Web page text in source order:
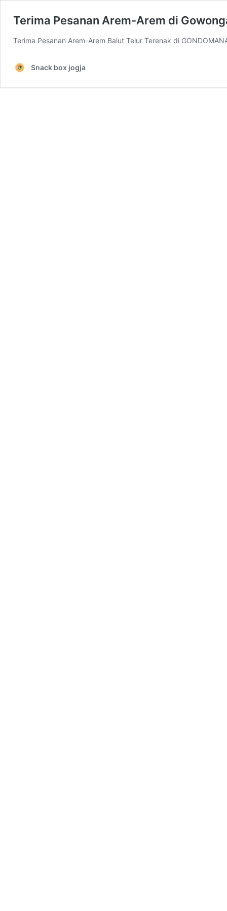
Terima Pesanan Arem-Arem di
Terima Pesanan Arem-Arem Balut Telur Terenak di
Snack box jogja